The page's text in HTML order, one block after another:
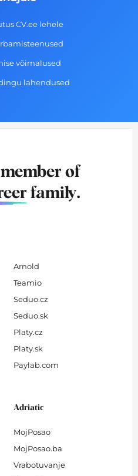
CV.ee lehele
võimalused
lahendused
of
family.
Arnold
Teamio
Seduo.cz
Seduo.sk
Platy.cz
Platy.sk
Paylab.com
Adriatic
MojPosao
MojPosao.ba
Vrabotuvanje